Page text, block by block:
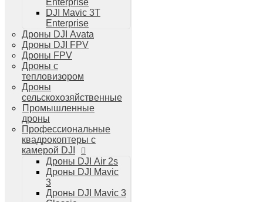
Дроны DJI Mini 4 Pro
Системы и комплексы РЭБ
РЭБ Капюшон
РЭБ Тетраэдр
РЭБ Ромашка
Подавители БПЛА
Детекторы БПЛА
Комплектующие для дронов
Спутниковая связь
Зарядные устройства для дронов
Пульты для дронов
Пропеллеры для дронов
Кейсы для дронов
Тепловизионные бинокли
Тепловизионные прицелы
Enterprise
DJI Mavic 3T
Enterprise
Дроны DJI Avata
Дроны DJI FPV
Дроны FPV
Дроны с
тепловизором
Дроны
сельскохозяйственные
Промышленные
дроны
Профессиональные
квадрокоптеры с
камерой DJI
Дроны DJI Air 2s
Дроны DJI Mavic
3
Дроны DJI Mavic 3